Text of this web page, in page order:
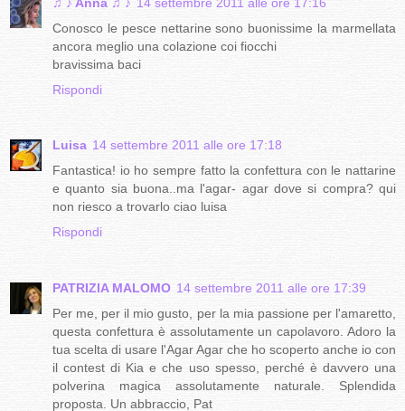
Conosco le pesce nettarine sono buonissime la marmellata
ancora meglio una colazione coi fiocchi
bravissima baci
Rispondi
Luisa 14 settembre 2011 alle ore 17:18
Fantastica! io ho sempre fatto la confettura con le nattarine
e quanto sia buona..ma l'agar- agar dove si compra? qui
non riesco a trovarlo ciao luisa
Rispondi
PATRIZIA MALOMO 14 settembre 2011 alle ore 17:39
Per me, per il mio gusto, per la mia passione per l'amaretto,
questa confettura è assolutamente un capolavoro. Adoro la
tua scelta di usare l'Agar Agar che ho scoperto anche io con
il contest di Kia e che uso spesso, perché è davvero una
polverina magica assolutamente naturale. Splendida
proposta. Un abbraccio, Pat